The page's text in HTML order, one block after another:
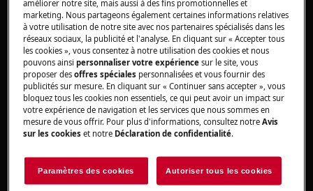
ATTENTION !RISQUE DE SUFFOCATION
Petites pièces, ne convient pas aux enfants de
moins de 3 ans. Gardez toutes les petites pièces
et l'emballage hors de portée des enfants.
Seuls les adultes devraient utiliser ou installer le
produit.
améliorer notre site, mais aussi à des fins promotionnelles et
marketing. Nous partageons également certaines informations relatives
à votre utilisation de notre site avec nos partenaires spécialisés dans les
réseaux sociaux, la publicité et l'analyse. En cliquant sur « Accepter tous
les cookies », vous consentez à notre utilisation des cookies et nous
pouvons ainsipersonnaliser votre expériencesur le site, vous
proposer desoffres spéciales personnalisées et vous fournir des
publicités sur mesure. En cliquant sur « Continuer sans accepter », vous
bloquez tous les cookies non essentiels, ce qui peut avoir un impact sur
votre expérience de navigation et les services que nous sommes en
mesure de vous offrir. Pour plus d'informations, consultez notreAvis
sur les cookies et notre Déclaration de confidentialité.
Paramètres des cookies Autoriser tous les cookies